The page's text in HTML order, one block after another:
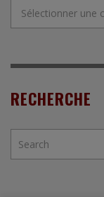
RECHERCHE